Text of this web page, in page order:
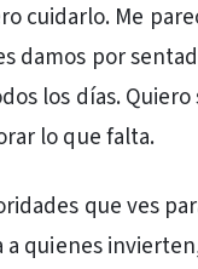
cuidarlo. Me
damos por
los días.
lo que falta.
que ves
quienes